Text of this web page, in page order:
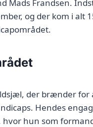
Mads Frandsen.
og der kom i alt
der brænder
Hendes
hun som